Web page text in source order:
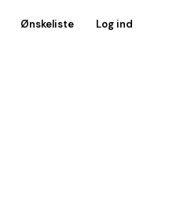
Ønskeliste Log ind